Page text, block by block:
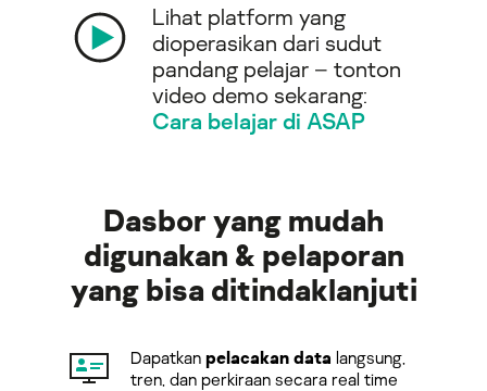
Lihat platform yang
dioperasikan dari sudut
pandang pelajar – tonton
video demo sekarang:
Cara belajar di ASAP
Dasbor yang mudah
digunakan & pelaporan
yang bisa ditindaklanjuti
Dapatkan pelacakan data langsung,
tren, dan perkiraan secara real time